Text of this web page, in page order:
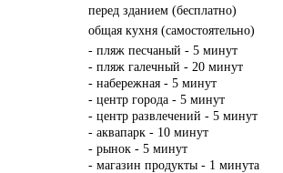
перед зданием (бесплатно)
общая кухня (самостоятельно)
- пляж песчаный - 5 минут
- пляж галечный - 20 минут
- набережная - 5 минут
- центр города - 5 минут
- центр развлечений - 5 минут
- аквапарк - 10 минут
- рынок - 5 минут
- магазин продукты - 1 минута